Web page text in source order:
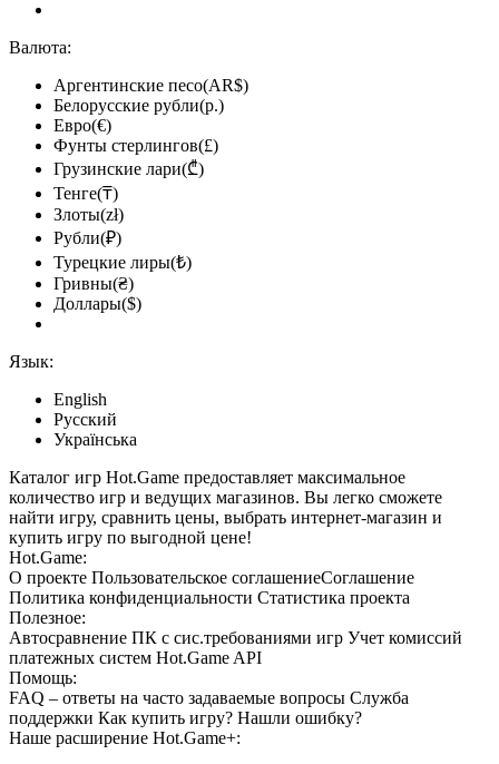
Валюта:
Аргентинские песо(AR$)
Белорусские рубли(р.)
Евро(€)
Фунты стерлингов(£)
Грузинские лари(₾)
Тенге(₸)
Злоты(zł)
Рубли(₽)
Турецкие лиры(₺)
Гривны(₴)
Доллары($)
Язык:
English
Русский
Українська
Каталог игр Hot.Game предоставляет максимальное
количество игр и ведущих магазинов. Вы легко сможете
найти игру, сравнить цены, выбрать интернет-магазин и
купить игру по выгодной цене!
Hot.Game:
О проекте Пользовательское соглашениеСоглашение
Политика конфиденциальности Статистика проекта
Полезное:
Автосравнение ПК с сис.требованиями игр Учет комиссий
платежных систем Hot.Game API
Помощь:
FAQ – ответы на часто задаваемые вопросы Служба
поддержки Как купить игру? Нашли ошибку?
Наше расширение Hot.Game+: